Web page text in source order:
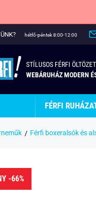
hétfő-péntek 8:00-12:00
STÍLUSOS FÉRFI ÖLTÖZET
WEBÁRUHÁZ MODERN
FÉRFI
Férfi boxeralsók és
-66%